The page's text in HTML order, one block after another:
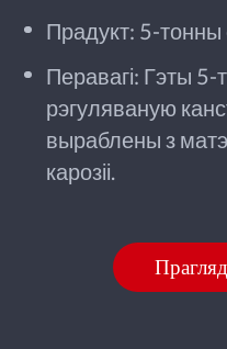
Прадукт: 5-
Перавагі: Гэты
рэгуляваную
выраблены з
карозіі.